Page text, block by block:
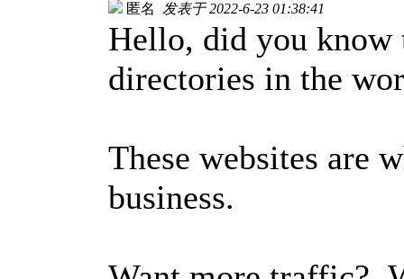
匿名 发表于 2022-6-23 01:38:41
Hello, did you know
directories in the
These websites are
business.